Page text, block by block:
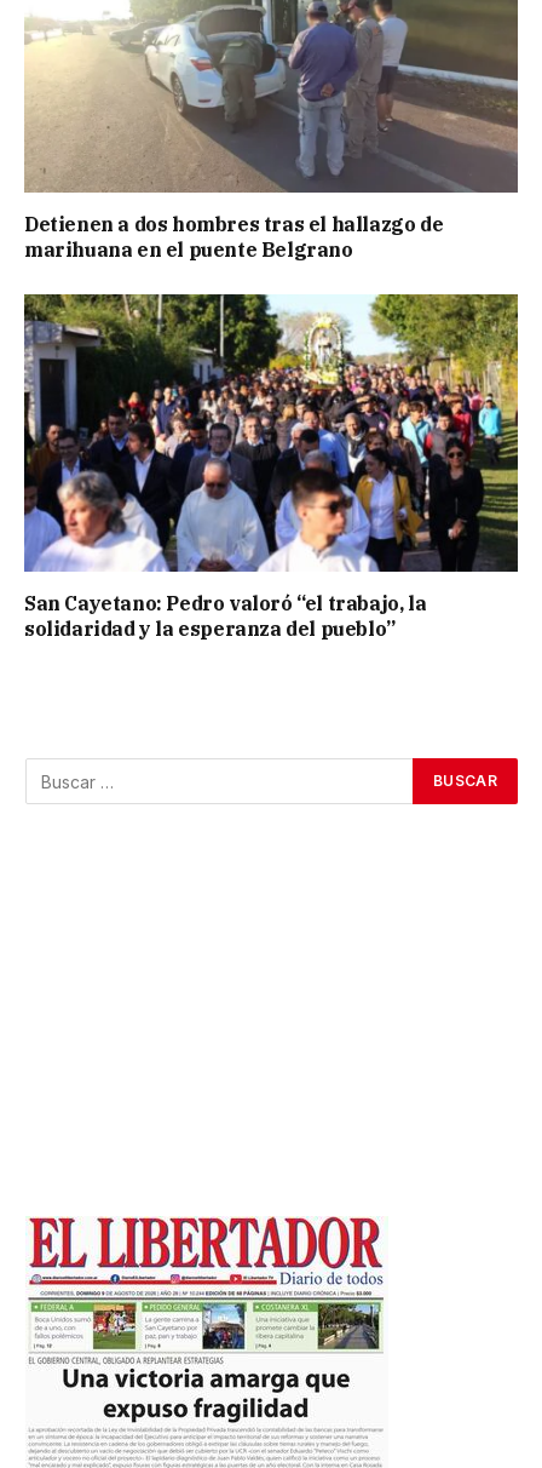
Detienen a dos hombres tras el hallazgo de
marihuana en el puente Belgrano
San Cayetano: Pedro valoró “el trabajo, la
solidaridad y la esperanza del pueblo”